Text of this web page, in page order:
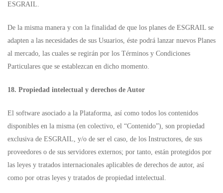
ESGRAIL.
De la misma manera y con la finalidad de que los planes de ESGRAIL se
adapten a las necesidades de sus Usuarios, éste podrá lanzar nuevos Planes
al mercado, las cuales se regirán por los Términos y Condiciones
Particulares que se establezcan en dicho momento.
18. Propiedad intelectual y derechos de Autor
El software asociado a la Plataforma, así como todos los contenidos
disponibles en la misma (en colectivo, el “Contenido”), son propiedad
exclusiva de ESGRAIL, y/o de ser el caso, de los Instructores, de sus
proveedores o de sus servidores externos; por tanto, están protegidos por
las leyes y tratados internacionales aplicables de derechos de autor, así
como por otras leyes y tratados de propiedad intelectual.